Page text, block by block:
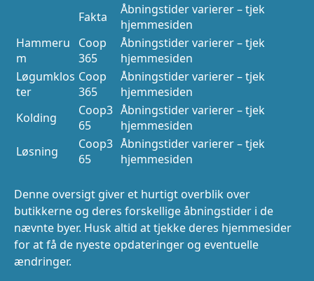
Fakta
Åbningstider varierer – tjek
hjemmesiden
Hammeru
m
Coop
365
Åbningstider varierer – tjek
hjemmesiden
Løgumklos
ter
Coop
365
Åbningstider varierer – tjek
hjemmesiden
Kolding
Coop3
65
Åbningstider varierer – tjek
hjemmesiden
Løsning
Coop3
65
Åbningstider varierer – tjek
hjemmesiden
Denne oversigt giver et hurtigt overblik over
butikkerne og deres forskellige åbningstider i de
nævnte byer. Husk altid at tjekke deres hjemmesider
for at få de nyeste opdateringer og eventuelle
ændringer.